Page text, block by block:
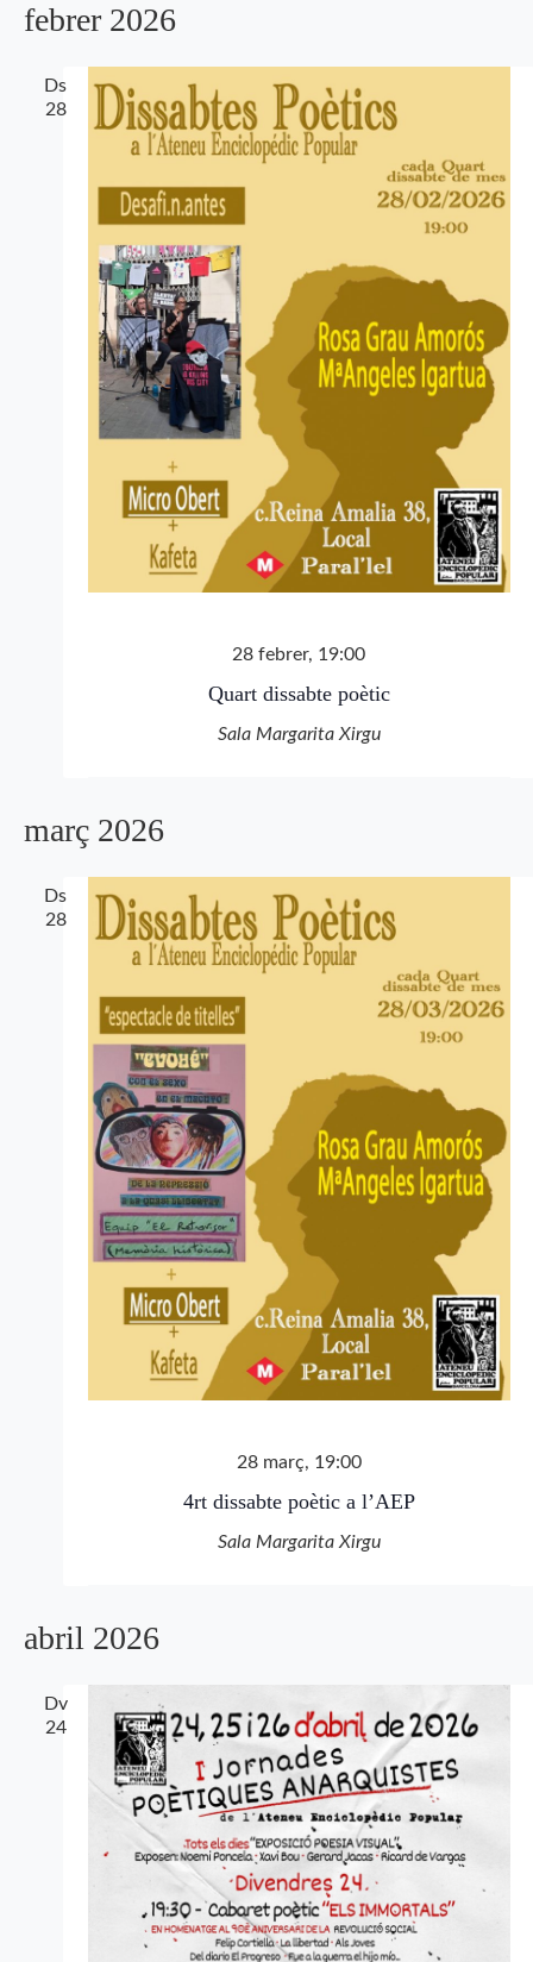
febrer 2026
Ds
28
28 febrer, 19:00
Quart dissabte poètic
Sala Margarita Xirgu
març 2026
Ds
28
28 març, 19:00
4rt dissabte poètic a l’AEP
Sala Margarita Xirgu
abril 2026
Dv
24